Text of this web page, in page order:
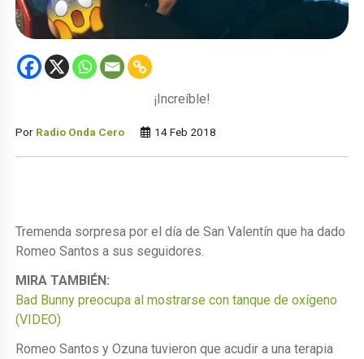
¡Increíble!
Por Radio Onda Cero 14 Feb 2018
Tremenda sorpresa por el día de San Valentín que ha dado
Romeo Santos a sus seguidores.
MIRA TAMBIÉN:
Bad Bunny preocupa al mostrarse con tanque de oxígeno
(VIDEO)
Romeo Santos y Ozuna tuvieron que acudir a una terapia